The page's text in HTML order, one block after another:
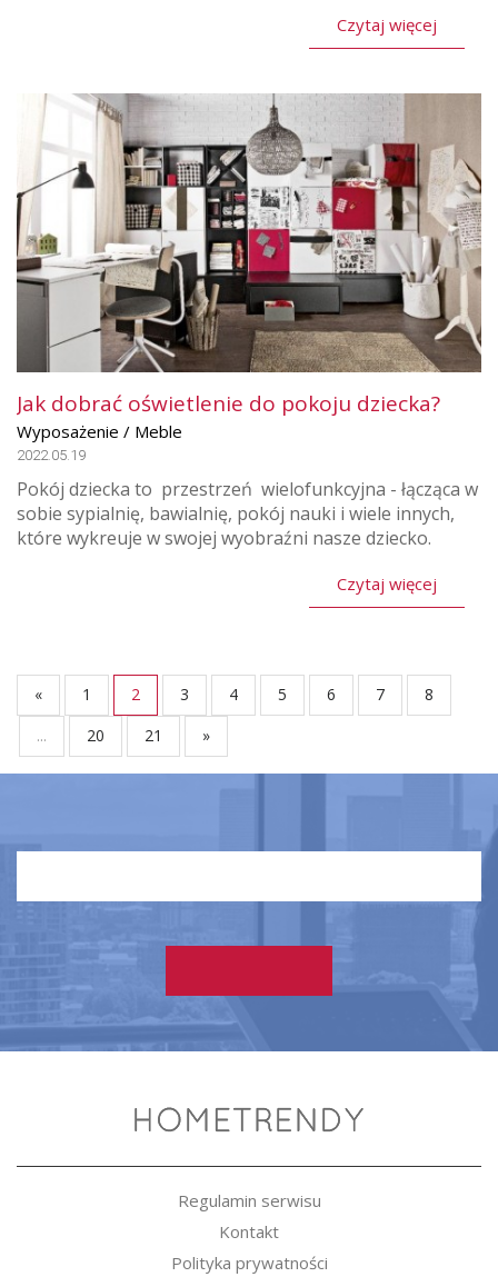
Czytaj więcej
Jak dobrać oświetlenie do pokoju dziecka?
Wyposażenie / Meble
2022.05.19
Pokój dziecka to przestrzeń wielofunkcyjna - łącząca w
sobie sypialnię, bawialnię, pokój nauki i wiele innych,
które wykreuje w swojej wyobraźni nasze dziecko.
Czytaj więcej
« 1 2 3 4 5 6 7
8
...
20 21 »
Regulamin serwisu
Kontakt
Polityka prywatności